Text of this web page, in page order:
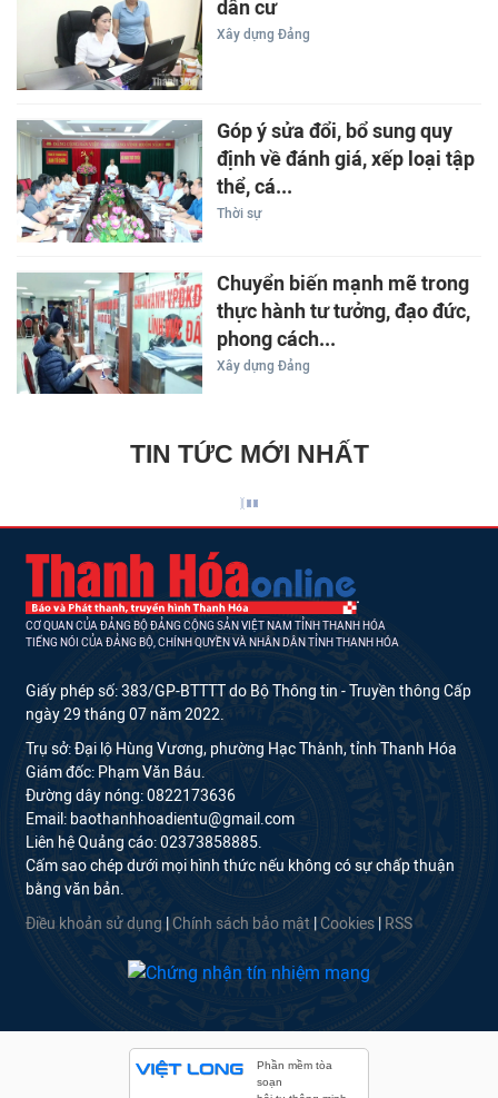
dân cư
Xây dựng Đảng
Góp ý sửa đổi, bổ sung quy
định về đánh giá, xếp loại tập
thể, cá...
Thời sự
Chuyển biến mạnh mẽ trong
thực hành tư tưởng, đạo đức,
phong cách...
Xây dựng Đảng
TIN TỨC MỚI NHẤT
CƠ QUAN CỦA ĐẢNG BỘ ĐẢNG CỘNG SẢN VIỆT NAM TỈNH THANH HÓA
TIẾNG NÓI CỦA ĐẢNG BỘ, CHÍNH QUYỀN VÀ NHÂN DÂN TỈNH THANH HÓA
Giấy phép số: 383/GP-BTTTT do Bộ Thông tin - Truyền thông Cấp
ngày 29 tháng 07 năm 2022.
Trụ sở: Đại lộ Hùng Vương, phường Hạc Thành, tỉnh Thanh Hóa
Giám đốc: Phạm Văn Báu.
Đường dây nóng: 0822173636
Email: baothanhhoadientu@gmail.com
Liên hệ Quảng cáo: 02373858885.
Cấm sao chép dưới mọi hình thức nếu không có sự chấp thuận
bằng văn bản.
Điều khoản sử dụng Chính sách bảo mật Cookies RSS
Phần mềm tòa
soạn